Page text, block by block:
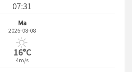
07:31
Ma
2026-08-08
16°C
4m/s